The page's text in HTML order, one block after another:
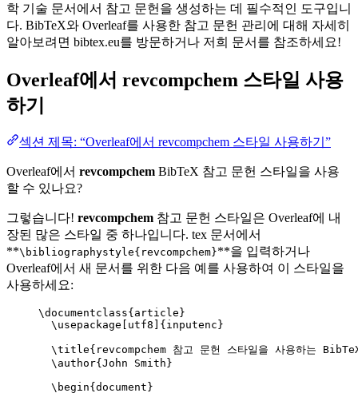
학 기술 문서에서 참고 문헌을 생성하는 데 필수적인 도구입니
다. BibTeX와 Overleaf를 사용한 참고 문헌 관리에 대해 자세히
알아보려면 bibtex.eu를 방문하거나 저희 문서를 참조하세요!
Overleaf에서 revcompchem 스타일 사용
하기
섹션 제목: “Overleaf에서 revcompchem 스타일 사용하기”
Overleaf에서 revcompchem BibTeX 참고 문헌 스타일을 사용
할 수 있나요?
그렇습니다! revcompchem 참고 문헌 스타일은 Overleaf에 내
장된 많은 스타일 중 하나입니다. tex 문서에서
**\bibliographystyle{revcompchem}**을 입력하거나
Overleaf에서 새 문서를 위한 다음 예를 사용하여 이 스타일을
사용하세요:
\documentclass{ article }
\usepackage
utf8 ]{ inputenc }
\title{revcompchem 참고 문헌 스타일을 사용하는
\author{John Smith}
\begin{ document }